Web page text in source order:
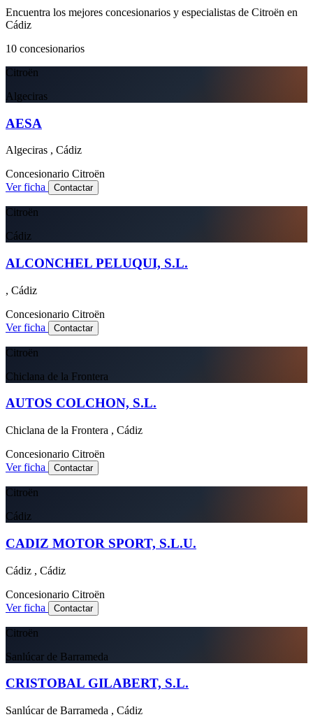
Encuentra los mejores concesionarios y especialistas de Citroën en
Cádiz
10 concesionarios
Citroën
Algeciras
AESA
Algeciras , Cádiz
Concesionario Citroën
Ver ficha
Contactar
Citroën
Cádiz
ALCONCHEL PELUQUI, S.L.
, Cádiz
Concesionario Citroën
Ver ficha
Contactar
Citroën
Chiclana de la Frontera
AUTOS COLCHON, S.L.
Chiclana de la Frontera , Cádiz
Concesionario Citroën
Ver ficha
Contactar
Citroën
Cádiz
CADIZ MOTOR SPORT, S.L.U.
Cádiz , Cádiz
Concesionario Citroën
Ver ficha
Contactar
Citroën
Sanlúcar de Barrameda
CRISTOBAL GILABERT, S.L.
Sanlúcar de Barrameda , Cádiz